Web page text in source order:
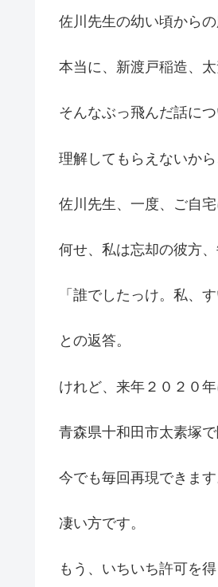
佐川先生の幼い頃から
本当に、新渡戸稲造、
そんなぶっ飛んだ話に
理解してもらえないか
佐川先生、一度、ご自
何せ、私は忘却の彼方
「誰でしたっけ。私、
との返答。
けれど、来年２０２０
青森県十和田市太素塚
今でも毎回再現できます
凄い方です。
もう、いちいち許可を